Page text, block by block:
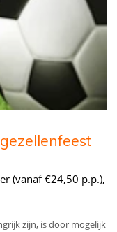
(vanaf €24,50 p.p.),
zijn, is door mogelijk